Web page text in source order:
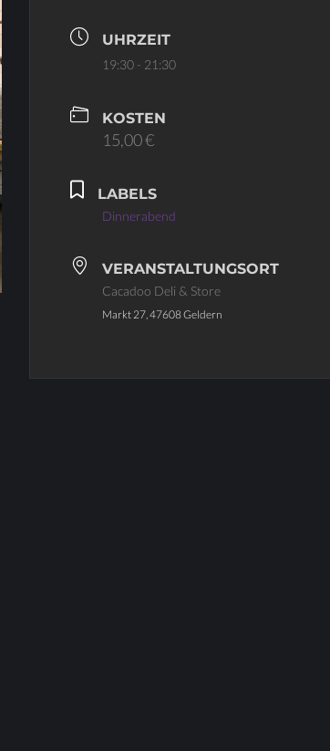
UHRZEIT
19:30 - 21:30
KOSTEN
15,00 €
LABELS
Dinnerabend
VERANSTALTUNGSORT
Cacadoo Deli & Store
Markt 27, 47608 Geldern